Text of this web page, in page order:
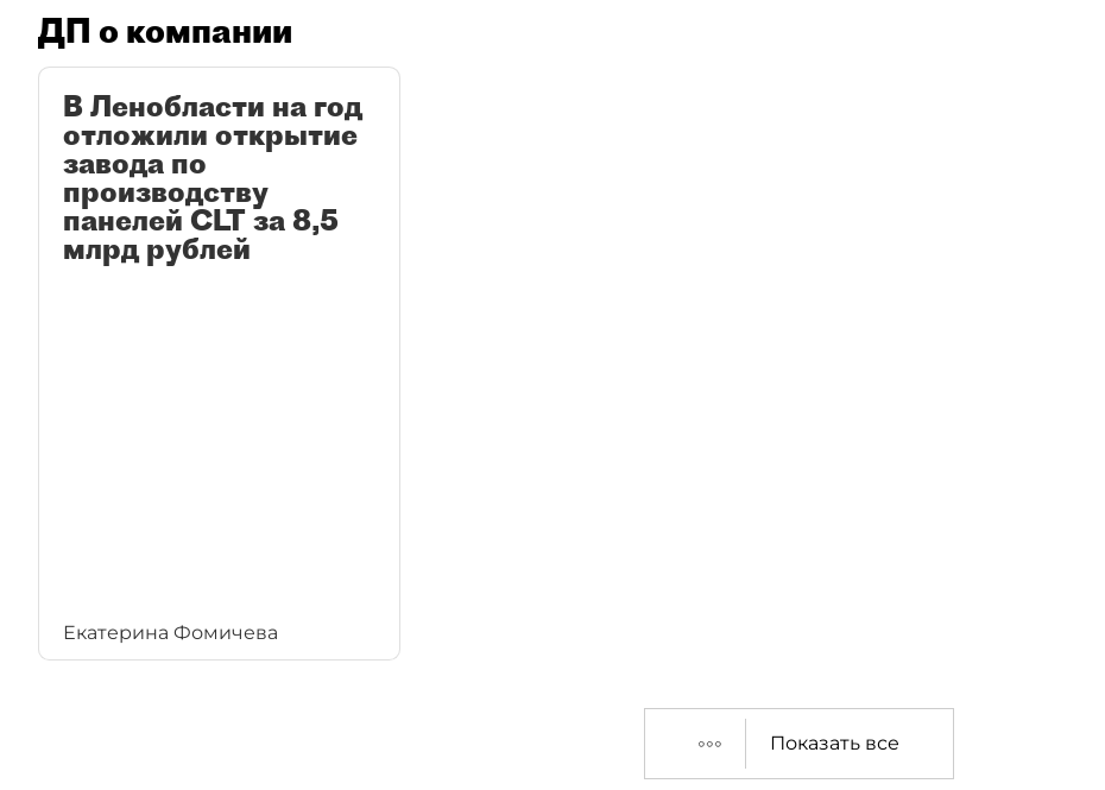
ДП о компании
В Ленобласти на год
отложили открытие
завода по
производству
панелей CLT за 8,5
млрд рублей
Екатерина Фомичева
Показать все